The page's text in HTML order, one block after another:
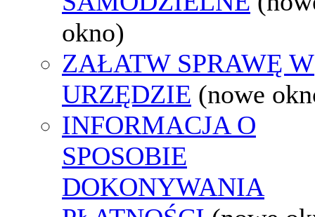
okno)
ZAŁATW SPRAWĘ W
URZĘDZIE (nowe
INFORMACJA O
SPOSOBIE
DOKONYWANIA